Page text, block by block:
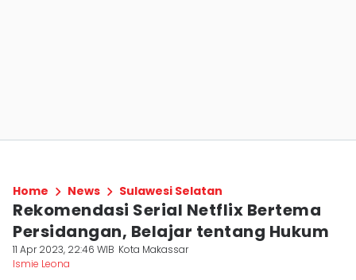
Home News Sulawesi Selatan
Rekomendasi Serial Netflix Bertema
Persidangan, Belajar tentang Hukum
11 Apr 2023, 22:46 WIB Kota Makassar
Ismie Leona